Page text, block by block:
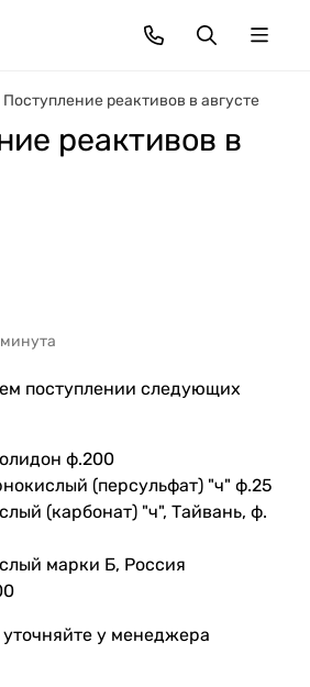
Поступление реактивов в августе
реактивов в
поступлении следующих
ф.200
(персульфат) "ч" ф.25
(карбонат) "ч", Тайвань, ф.
марки Б, Россия
у менеджера